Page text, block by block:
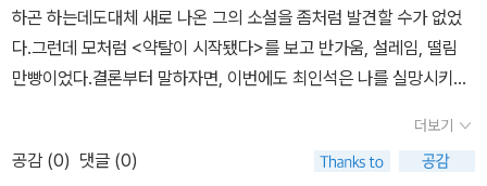
수 있는 기회였다.
하곤 하는데도대체 새로 나온 그의 소설을 좀처럼 발견할 수가 없었
다.그런데 모처럼 <약탈이 시작됐다>를 보고 반가움, 설레임, 떨림
만빵이었다.결론부터 말하자면, 이번에도 최인석은 나를 실망시키지
라도 실망시키지 않은다는 건무척 어려운 일일 거다. 실제 나는 몇몇
이름 있는 작가의 소설을 망라하여 읽은 적이 있다.)나는, 인형만들기
더보기
공감 (0) 댓글 (0)